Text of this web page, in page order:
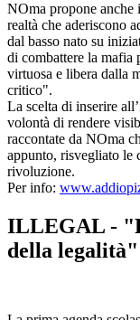
NOma propone anche
realtà che aderiscono
dal basso nato su
di combattere la mafia
virtuosa e libera dalla
critico".
La scelta di inserire
volontà di rendere
raccontate da NOma
appunto, risvegliato le
rivoluzione.
Per info:
ILLEGAL -
della legalità"